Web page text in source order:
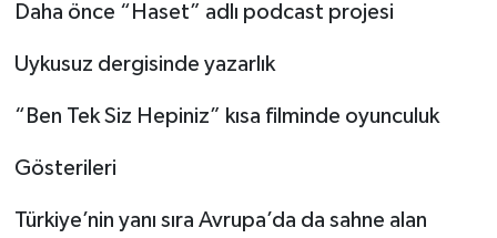
Daha önce “Haset” adlı podcast projesi
Uykusuz dergisinde yazarlık
“Ben Tek Siz Hepiniz” kısa filminde oyunculuk
Gösterileri
Türkiye’nin yanı sıra Avrupa’da da sahne alan